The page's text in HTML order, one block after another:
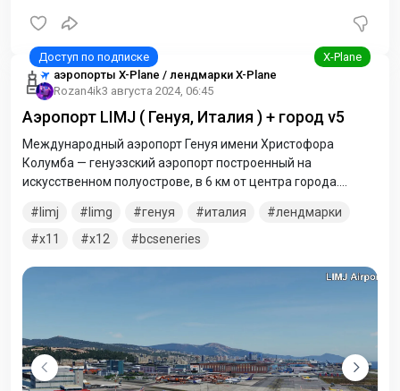
аэропорты X-Plane / лендмарки X-Plane
Rozan4ik3 августа 2024, 06:45
Аэропорт LIMJ ( Генуя, Италия ) + город v5
Международный аэропорт Генуя имени Христофора
Колумба — генуэзский аэропорт построенный на
искусственном полуострове, в 6 км от центра города.
управляется компанией Aeroporto di Genova, которая
модернизировала комплекс аэропорта.
limj limg генуя италия
лендмарки
x11
x12 bcseneries